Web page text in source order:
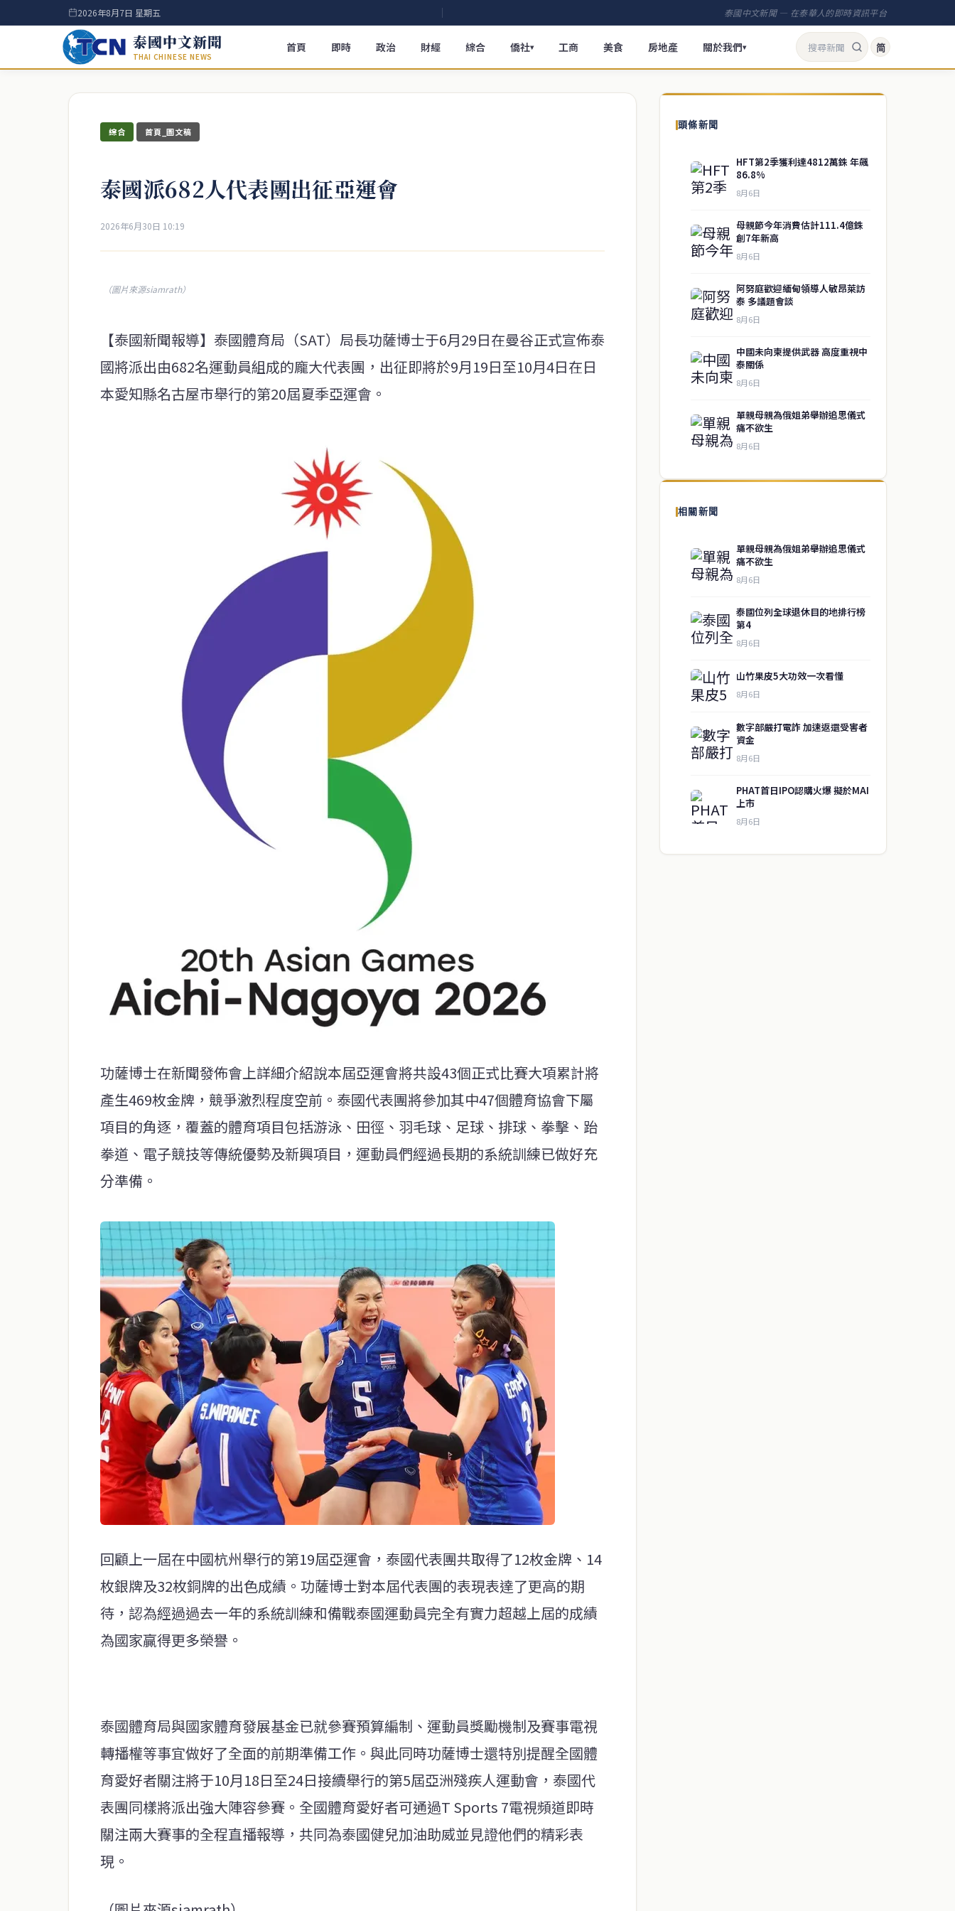
2026年8月7日 星期五 泰國中文新聞 — 在泰華人的即時資訊平台
泰國中文新聞
THAI CHINESE NEWS
首頁 即時 政治 財經 綜合 僑社▾ 工商 美食 房地產 關於我們▾ 简
綜合 首頁_圖文稿
泰國派682人代表團出征亞運會
2026年6月30日 10:19
（圖片來源siamrath）
【泰國新聞報導】泰國體育局（SAT）局長功薩博士于6月29日在曼谷正式宣佈泰
國將派出由682名運動員組成的龐大代表團，出征即將於9月19日至10月4日在日
本愛知縣名古屋市舉行的第20屆夏季亞運會。
功薩博士在新聞發佈會上詳細介紹說本屆亞運會將共設43個正式比賽大項累計將
產生469枚金牌，競爭激烈程度空前。泰國代表團將參加其中47個體育協會下屬
項目的角逐，覆蓋的體育項目包括游泳、田徑、羽毛球、足球、排球、拳擊、跆
拳道、電子競技等傳統優勢及新興項目，運動員們經過長期的系統訓練已做好充
分準備。
回顧上一屆在中國杭州舉行的第19屆亞運會，泰國代表團共取得了12枚金牌、14
枚銀牌及32枚銅牌的出色成績。功薩博士對本屆代表團的表現表達了更高的期
待，認為經過過去一年的系統訓練和備戰泰國運動員完全有實力超越上屆的成績
為國家贏得更多榮譽。
泰國體育局與國家體育發展基金已就參賽預算編制、運動員獎勵機制及賽事電視
轉播權等事宜做好了全面的前期準備工作。與此同時功薩博士還特別提醒全國體
育愛好者關注將于10月18日至24日接續舉行的第5屆亞洲殘疾人運動會，泰國代
表團同樣將派出強大陣容參賽。全國體育愛好者可通過T Sports 7電視頻道即時
關注兩大賽事的全程直播報導，共同為泰國健兒加油助威並見證他們的精彩表
現。
頭條新聞
HFT第2季獲利達4812萬銖 年飆
86.8%
8月6日
母親節今年消費估計111.4億銖
創7年新高
8月6日
阿努庭歡迎緬甸領導人敏昂萊訪
泰 多議題會談
8月6日
中國未向柬提供武器 高度重視中
泰關係
8月6日
單親母親為俄姐弟舉辦追思儀式
痛不欲生
8月6日
相關新聞
單親母親為俄姐弟舉辦追思儀式
痛不欲生
8月6日
泰國位列全球退休目的地排行榜
第4
8月6日
山竹果皮5大功效一次看懂
8月6日
數字部嚴打電詐 加速返還受害者
資金
8月6日
PHAT首日IPO認購火爆 擬於MAI
上市
8月6日